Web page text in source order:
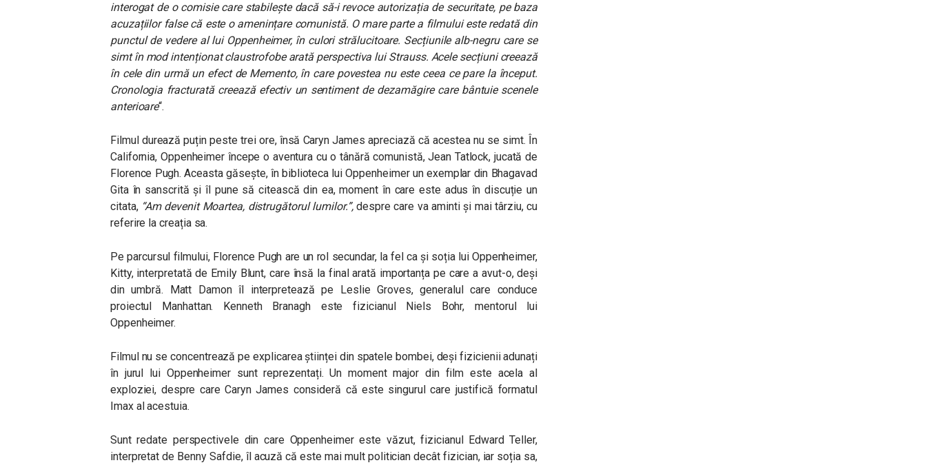
interogat de o comisie care stabilește dacă să-i revoce autorizația de securitate, pe baza
acuzațiilor false că este o amenințare comunistă. O mare parte a filmului este redată din
punctul de vedere al lui Oppenheimer, în culori strălucitoare. Secțiunile alb-negru care se
simt în mod intenționat claustrofobe arată perspectiva lui Strauss. Acele secțiuni creează
în cele din urmă un efect de Memento, în care povestea nu este ceea ce pare la început.
Cronologia fracturată creează efectiv un sentiment de dezamăgire care bântuie scenele
anterioare“.
Filmul durează puțin peste trei ore, însă Caryn James apreciază că acestea nu se simt. În
California, Oppenheimer începe o aventura cu o tânără comunistă,Jean Tatlock, jucată de
Florence Pugh. Aceasta găsește, în biblioteca lui Oppenheimer un exemplar din Bhagavad
Gita în sanscrită și îl pune să citească din ea, moment în care este adus în discuție un
citata, “Am devenit Moartea, distrugătorul lumilor.”,despre care va aminti și mai târziu, cu
referire la creația sa.
Pe parcursul filmului, Florence Pugh are un rol secundar, la fel ca și soția lui Oppenheimer,
Kitty, interpretată de Emily Blunt, care însă la final arată importanța pe care a avut-o, deși
din umbră. Matt Damon îl interpretează pe Leslie Groves, generalul care conduce
proiectul Manhattan. Kenneth Branagh este fizicianul Niels Bohr, mentorul lui
Oppenheimer.
Filmul nu se concentrează pe explicarea științei din spatele bombei, deși fizicienii adunați
în jurul lui Oppenheimer sunt reprezentați. Un moment major din film este acela al
exploziei, despre care Caryn James consideră că este singurul care justifică formatul
Imax al acestuia.
Sunt redate perspectivele din care Oppenheimer este văzut, fizicianul Edward Teller,
interpretat de Benny Safdie, îl acuză că este mai mult politician decât fizician, iar soția sa,